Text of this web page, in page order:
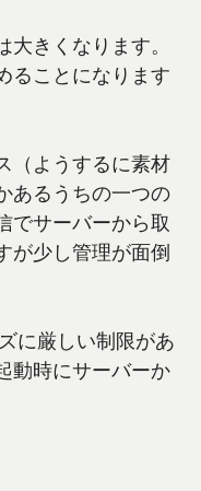
きくなります。
ることになります
（ようするに素材
あるうちの一つの
でサーバーから取
が少し管理が面倒
に厳しい制限があ
動時にサーバーか